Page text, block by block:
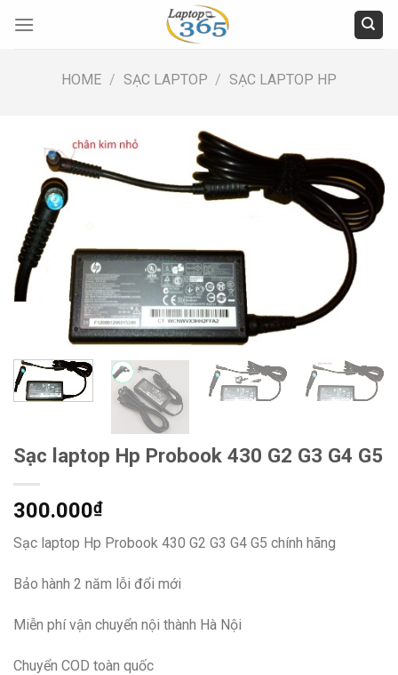
HOME / SẠC LAPTOP / SẠC LAPTOP HP
Sạc laptop Hp Probook 430 G2 G3 G4 G5
300.000₫
Sạc laptop Hp Probook 430 G2 G3 G4 G5 chính hãng
Bảo hành 2 năm lỗi đổi mới
Miễn phí vận chuyển nội thành Hà Nội
Chuyển COD toàn quốc